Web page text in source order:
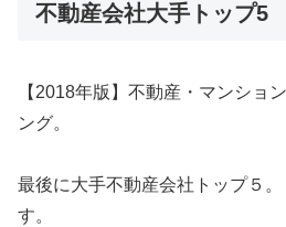
不動産会社大手トップ5
【2018年版】不動産・マンショ
ング。
最後に大手不動産会社トップ５
す。